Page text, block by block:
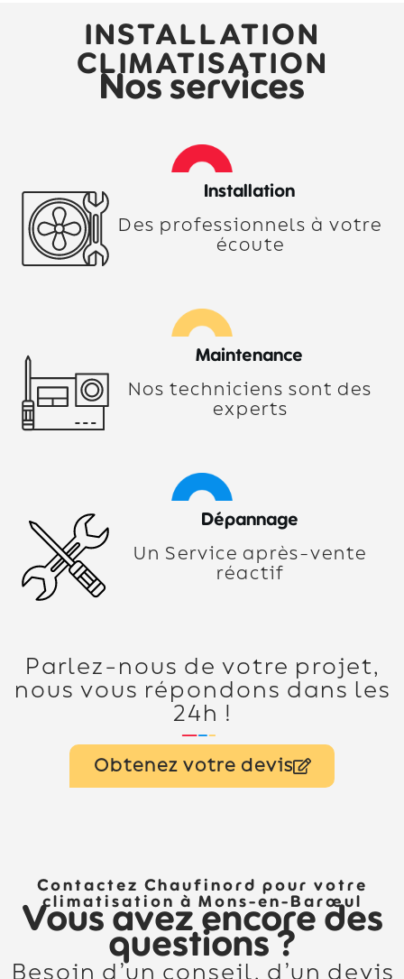
INSTALLATION
CLIMATISATION
Nos services
Installation
Des professionnels à votre
écoute
Maintenance
Nos techniciens sont des
experts
Dépannage
Un Service après-vente
réactif
Parlez-nous de votre projet,
nous vous répondons dans les
24h !
Obtenez votre devis
Contactez Chaufinord pour votre
climatisation à Mons-en-Barœul
Vous avez encore des
questions ?
Besoin d’un conseil, d’un devis